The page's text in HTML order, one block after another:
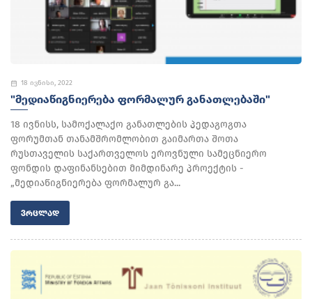
18 ივნისი, 2022
"ᲛᲔᲓᲘᲐᲬᲘᲒᲜᲘᲔᲠᲔᲑᲐ ᲤᲝᲠᲛᲐᲚᲣᲠ ᲒᲐᲜᲐᲗᲚᲔᲑᲐᲨᲘ"
18 ივნისს, სამოქალაქო განათლების პედაგოგთა
ფორუმთან თანამშრომლობით გაიმართა შოთა
რუსთაველის საქართველოს ეროვნული სამეცნიერო
ფონდის დაფინანსებით მიმდინარე პროექტის -
„მედიაწიგნიერება ფორმალურ გა...
ᲕᲠᲪᲚᲐᲓ